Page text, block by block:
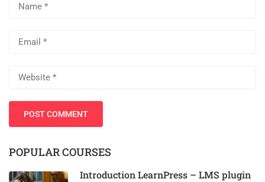
POPULAR COURSES
Introduction LearnPress – LMS plugin